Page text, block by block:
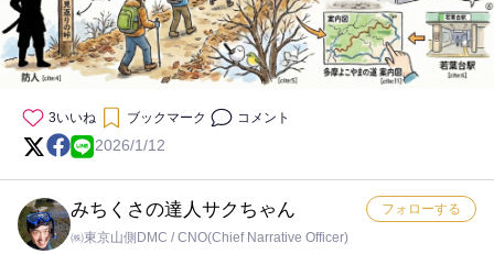
3いいね ブックマーク コメント
2026/1/12
みちくさの達人サクちゃん
㈱東京山側DMC / CNO(Chief Narrative Officer)
フォローする